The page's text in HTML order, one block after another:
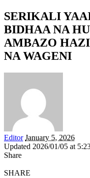
SERIKALI
BIDHAA NA
AMBAZO
NA WAGENI
Editor January 5, 2026
Updated 2026/01/05 at
Share
SHARE